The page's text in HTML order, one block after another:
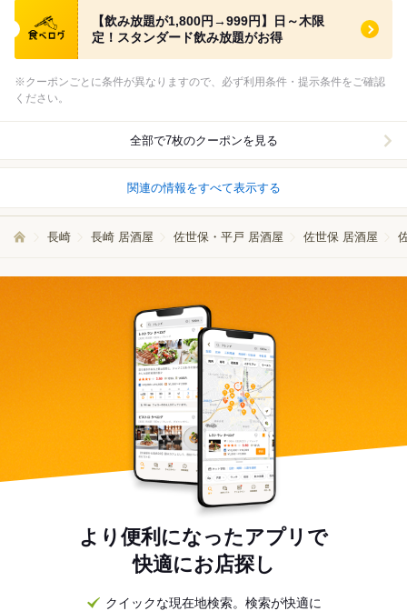
食べログ クーポン
【飲み放題が1,800円→999円】日～木限
定！スタンダード飲み放題がお得
※クーポンごとに条件が異なりますので、必ず利用条件・提示条件をご確認
ください。
全部で7枚のクーポンを見る
関連の情報をすべて表示する
長崎 長崎 居酒屋 佐世保・平戸 居酒屋 佐世保 居酒屋
より便利になったアプリで
快適にお店探し
クイックな現在地検索。検索が快適に